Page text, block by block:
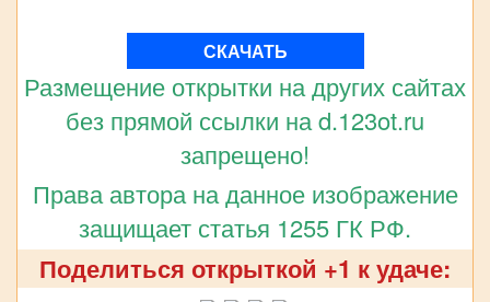
СКАЧАТЬ
Размещение открытки на других сайтах
без прямой ссылки на d.123ot.ru
запрещено!
Права автора на данное изображение
защищает статья 1255 ГК РФ.
Поделиться открыткой +1 к удаче: